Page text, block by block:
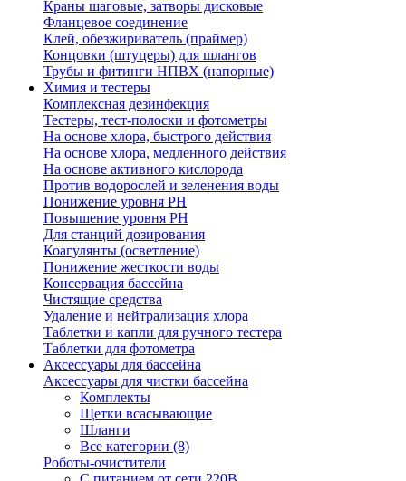
Краны шаговые, затворы дисковые
Фланцевое соединение
Клей, обезжириватель (праймер)
Концовки (штуцеры) для шлангов
Трубы и фитинги НПВХ (напорные)
Химия и тестеры
Комплексная дезинфекция
Тестеры, тест-полоски и фотометры
На основе хлора, быстрого действия
На основе хлора, медленного действия
На основе активного кислорода
Против водорослей и зеленения воды
Понижение уровня РН
Повышение уровня РН
Для станций дозирования
Коагулянты (осветление)
Понижение жесткости воды
Консервация бассейна
Чистящие средства
Удаление и нейтрализация хлора
Таблетки и капли для ручного тестера
Таблетки для фотометра
Аксессуары для бассейна
Аксессуары для чистки бассейна
Комплекты
Щетки всасывающие
Шланги
Все категории (8)
Роботы-очистители